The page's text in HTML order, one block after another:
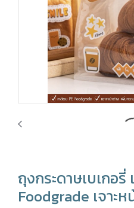
ถุงกระดาษเบเกอรี่
Foodgrade เจาะ